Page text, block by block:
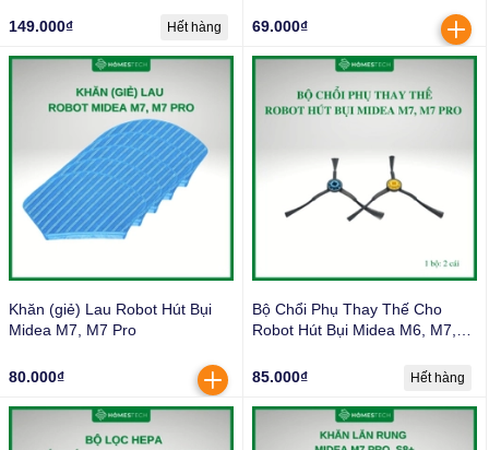
149.000₫ Hết hàng 69.000₫
Khăn (giẻ) Lau Robot Hút Bụi
Midea M7, M7 Pro
80.000₫
Bộ Chổi Phụ Thay Thế Cho
Robot Hút Bụi Midea M6, M7,
85.000₫
Hết hàng